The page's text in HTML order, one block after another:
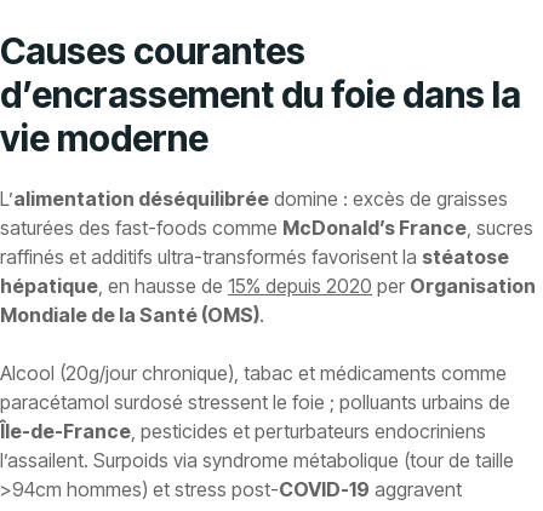
Causes courantes
d’encrassement du foie dans la
vie moderne
L’alimentation déséquilibrée domine : excès de graisses
saturées des fast-foods comme McDonald’s France , sucres
raffinés et additifs ultra-transformés favorisent la stéatose
hépatique , en hausse de 15% depuis 2020 per Organisation
Mondiale de la Santé (OMS).
Alcool (20g/jour chronique), tabac et médicaments comme
paracétamol surdosé stressent le foie ; polluants urbains de
Île-de-France , pesticides et perturbateurs endocriniens
l’assailent. Surpoids via syndrome métabolique (tour de taille
>94cm hommes) et stress post-COVID-19 aggravent